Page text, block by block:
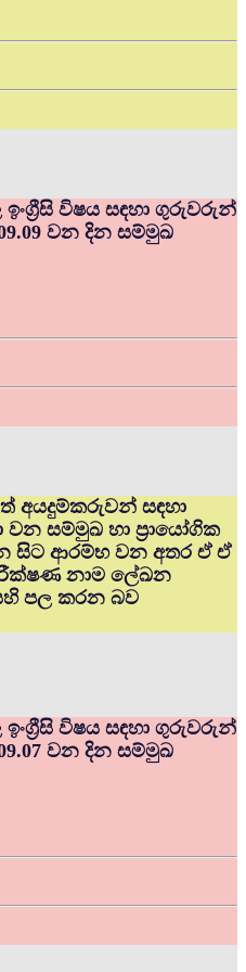
විෂය සඳහා ගුරුවරුන්
වන දින සම්මුඛ
අයදුම්කරුවන් සඳහා
වන සම්මුඛ හා ප්‍රායෝගික
සිට ආරම්භ වන අතර ඒ ඒ
නාම ලේඛන
පල කරන බව
විෂය සඳහා ගුරුවරුන්
වන දින සම්මුඛ